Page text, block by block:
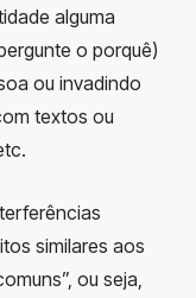
alguma
o porquê)
ou invadindo
textos ou
similares aos
ou seja,